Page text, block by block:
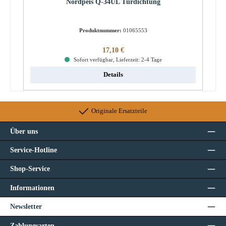
Nordpeis Q-34UL Türdichtung
Produktnummer: 01065553
Regulärer Preis:
17,10 €
Sofort verfügbar, Lieferzeit: 2-4 Tage
Details
Originale Ersatzteile
Über uns
Service-Hotline
Shop-Service
Informationen
Newsletter